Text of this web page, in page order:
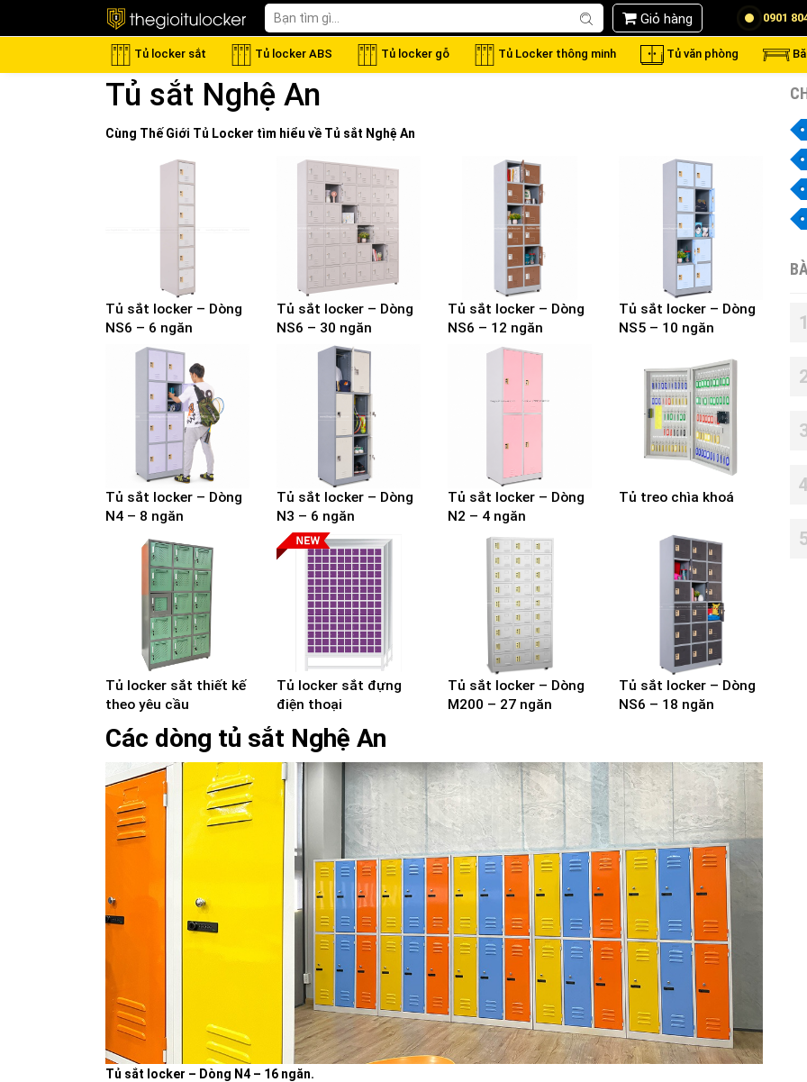
Giỏ hàng 0901
Tủ locker sắt Tủ locker ABS Tủ locker gỗ Tủ Locker thông minh Tủ văn phòng
Tủ sắt Nghệ An
Cùng Thế Giới Tủ Locker tìm hiểu về Tủ sắt Nghệ An
Tủ sắt locker – Dòng
NS6 – 6 ngăn
Tủ sắt locker – Dòng
NS6 – 30 ngăn
Tủ sắt locker – Dòng
NS6 – 12 ngăn
Tủ sắt locker – Dòng
NS5 – 10 ngăn
Tủ sắt locker – Dòng
N4 – 8 ngăn
Tủ sắt locker – Dòng
N3 – 6 ngăn
Tủ sắt locker – Dòng
N2 – 4 ngăn
Tủ treo chìa khoá
Tủ locker sắt thiết kế
theo yêu cầu
Tủ locker sắt đựng
điện thoại
Tủ sắt locker – Dòng
M200 – 27 ngăn
Tủ sắt locker – Dòng
NS6 – 18 ngăn
Các dòng tủ sắt Nghệ An
Tủ sắt locker – Dòng N4 – 16 ngăn.
1
4